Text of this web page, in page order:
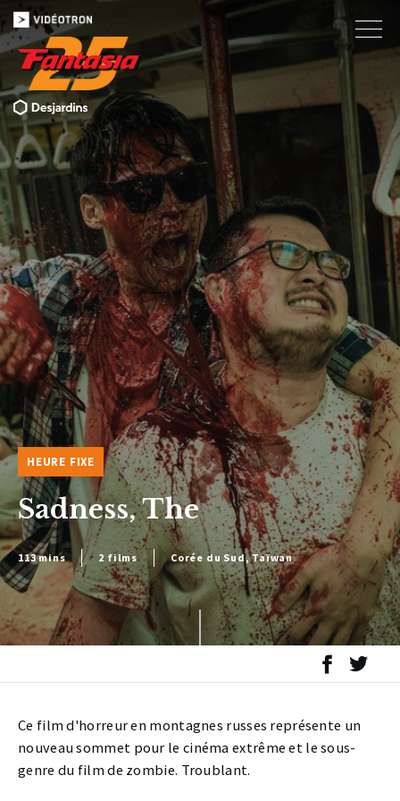
HEURE FIXE
Sadness, The
113 mins 2 films Corée du Sud, Taïwan
Ce film d'horreur en montagnes russes représente un
nouveau sommet pour le cinéma extrême et le sous-
genre du film de zombie. Troublant.